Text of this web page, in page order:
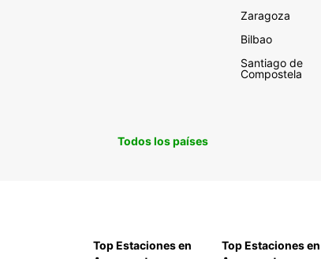
Zaragoza
Bilbao
Santiago de
Compostela
Todos los países
Top Estaciones en
Top Estaciones en